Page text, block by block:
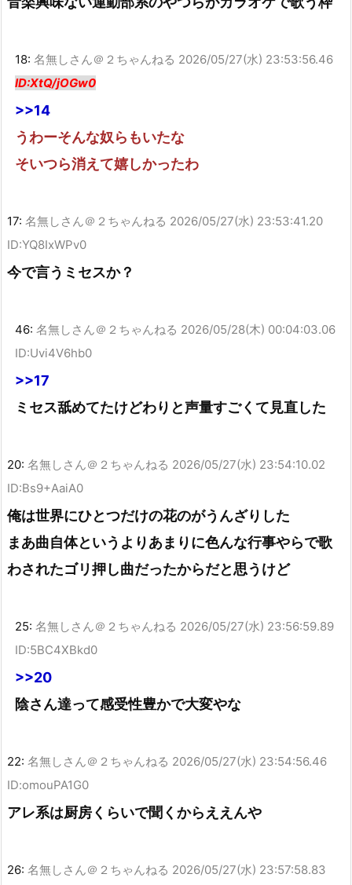
18: 名無しさん＠２ちゃんねる 2026/05/27(水) 23:53:56.46
ID:XtQ/jOGw0
>>14
うわーそんな奴らもいたな
そいつら消えて嬉しかったわ
17: 名無しさん＠２ちゃんねる 2026/05/27(水) 23:53:41.20
ID:YQ8IxWPv0
今で言うミセスか？
46: 名無しさん＠２ちゃんねる 2026/05/28(木) 00:04:03.06
ID:Uvi4V6hb0
>>17
ミセス舐めてたけどわりと声量すごくて見直した
20: 名無しさん＠２ちゃんねる 2026/05/27(水) 23:54:10.02
ID:Bs9+AaiA0
俺は世界にひとつだけの花のがうんざりした
まあ曲自体というよりあまりに色んな行事やらで歌
わされたゴリ押し曲だったからだと思うけど
25: 名無しさん＠２ちゃんねる 2026/05/27(水) 23:56:59.89
ID:5BC4XBkd0
>>20
陰さん達って感受性豊かで大変やな
22: 名無しさん＠２ちゃんねる 2026/05/27(水) 23:54:56.46
ID:omouPA1G0
アレ系は厨房くらいで聞くからええんや
26: 名無しさん＠２ちゃんねる 2026/05/27(水) 23:57:58.83